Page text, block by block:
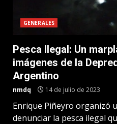
GENERALES
Pesca Ilegal: Un
imágenes de la
Argentino
nmdq 14 de julio de 2023
Enrique Piñeyro organizó
denunciar la pesca ilegal